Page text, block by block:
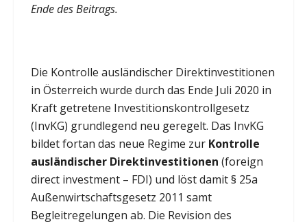
Ende des Beitrags.
Die Kontrolle ausländischer Direktinvestitionen
in Österreich wurde durch das Ende Juli 2020 in
Kraft getretene Investitionskontrollgesetz
(InvKG) grundlegend neu geregelt. Das InvKG
bildet fortan das neue Regime zur Kontrolle
ausländischer Direktinvestitionen (foreign
direct investment – FDI) und löst damit § 25a
Außenwirtschaftsgesetz 2011 samt
Begleitregelungen ab. Die Revision des